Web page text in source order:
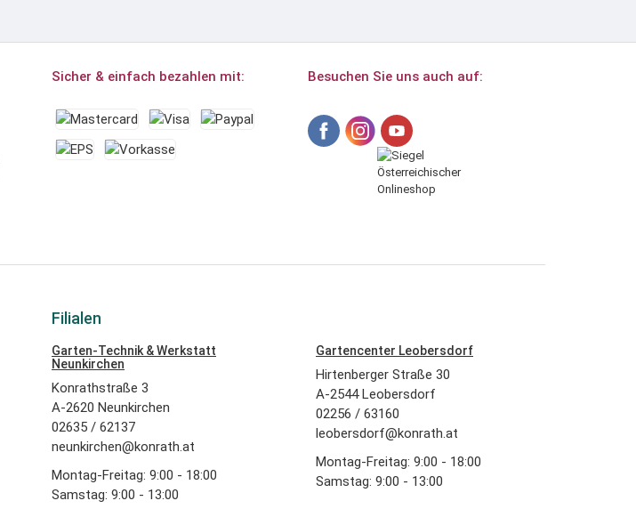
Sicher & einfach bezahlen mit: Besuchen Sie uns auch auf:
Filialen
Garten-Technik & Werkstatt
Neunkirchen
Konrathstraße 3
A-2620 Neunkirchen
02635 / 62137
neunkirchen@konrath.at
Montag-Freitag: 9:00 - 18:00
Samstag: 9:00 - 13:00
Gartencenter Leobersdorf
Hirtenberger Straße 30
A-2544 Leobersdorf
02256 / 63160
leobersdorf@konrath.at
Montag-Freitag: 9:00 - 18:00
Samstag: 9:00 - 13:00